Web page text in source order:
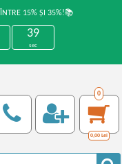
ÎNTRE 15% ȘI 35%!📚
38
sec
0
0,00 Lei